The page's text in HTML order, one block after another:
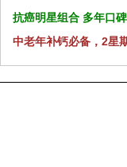
抗癌明星组合 多年口
中老年补钙必备，2星